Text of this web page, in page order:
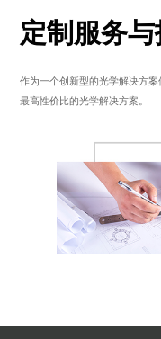
定制服务
作为一个创新型的光学解决方
最高性价比的光学解决方案。